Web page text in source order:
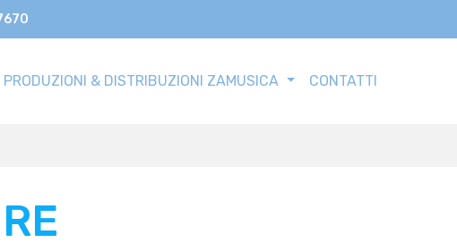
PRODUZIONI & DISTRIBUZIONI ZAMUSICA CONTATTI